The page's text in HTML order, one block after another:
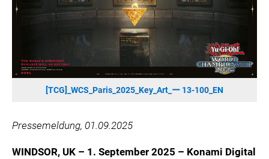
CHERRY
KOSPET
ONKYO
WARNER BROS. DISCOVERY GLOBAL CONSUMER PRODUCTS
RABEA ROGGE
SWITCHBOT
[TCG]_WCS_Paris_2025_Key_Art_ー 13-100_EN
Pressemeldung, 01.09.2025
WINDSOR, UK – 1. September 2025 – Konami Digital